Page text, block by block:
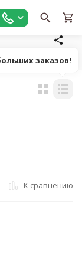
К сравнению
заказов!